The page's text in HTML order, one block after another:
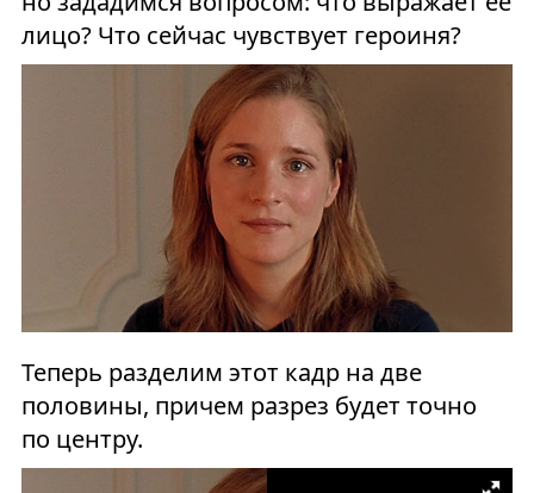
лицо? Что сейчас чувствует героиня?
Теперь разделим этот кадр на две
половины, причем разрез будет точно
по центру.